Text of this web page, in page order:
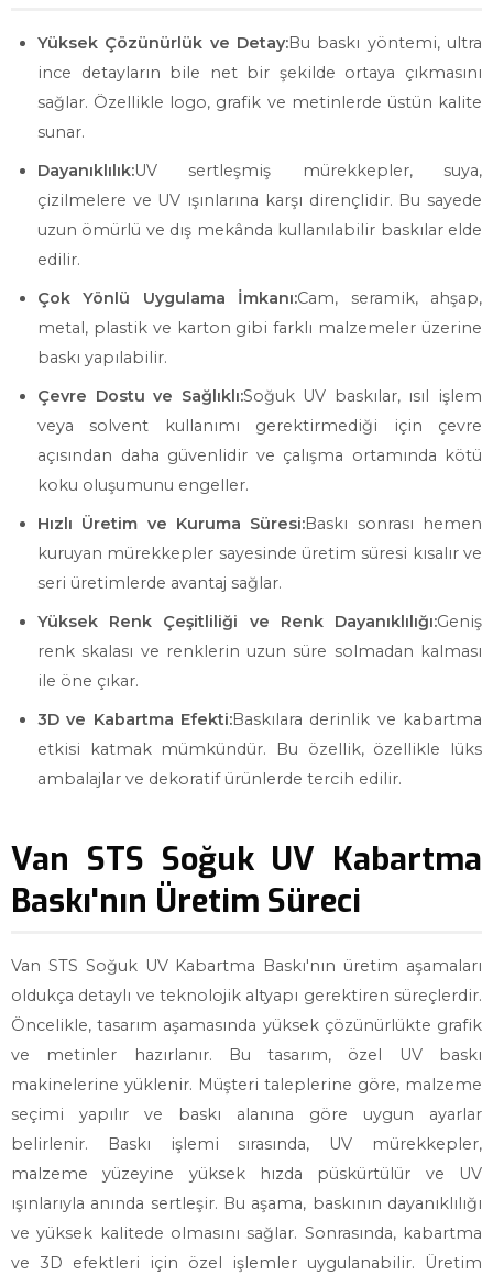
Yüksek Çözünürlük ve Detay:Bu baskı yöntemi, ultra
ince detayların bile net bir şekilde ortaya çıkmasını
sağlar. Özellikle logo, grafik ve metinlerde üstün kalite
sunar.
Dayanıklılık:UV sertleşmiş mürekkepler, suya,
çizilmelere ve UV ışınlarına karşı dirençlidir. Bu sayede
uzun ömürlü ve dış mekânda kullanılabilir baskılar elde
edilir.
Çok Yönlü Uygulama İmkanı:Cam, seramik, ahşap,
metal, plastik ve karton gibi farklı malzemeler üzerine
baskı yapılabilir.
Çevre Dostu ve Sağlıklı:Soğuk UV baskılar, ısıl işlem
veya solvent kullanımı gerektirmediği için çevre
açısından daha güvenlidir ve çalışma ortamında kötü
koku oluşumunu engeller.
Hızlı Üretim ve Kuruma Süresi:Baskı sonrası hemen
kuruyan mürekkepler sayesinde üretim süresi kısalır ve
seri üretimlerde avantaj sağlar.
Yüksek Renk Çeşitliliği ve Renk Dayanıklılığı:Geniş
renk skalası ve renklerin uzun süre solmadan kalması
ile öne çıkar.
3D ve Kabartma Efekti:Baskılara derinlik ve kabartma
etkisi katmak mümkündür. Bu özellik, özellikle lüks
ambalajlar ve dekoratif ürünlerde tercih edilir.
Van STS Soğuk UV Kabartma
Baskı'nın Üretim Süreci
Van STS Soğuk UV Kabartma Baskı'nın üretim aşamaları
oldukça detaylı ve teknolojik altyapı gerektiren süreçlerdir.
Öncelikle, tasarım aşamasında yüksek çözünürlükte grafik
ve metinler hazırlanır. Bu tasarım, özel UV baskı
makinelerine yüklenir. Müşteri taleplerine göre, malzeme
seçimi yapılır ve baskı alanına göre uygun ayarlar
belirlenir. Baskı işlemi sırasında, UV mürekkepler,
malzeme yüzeyine yüksek hızda püskürtülür ve UV
ışınlarıyla anında sertleşir. Bu aşama, baskının dayanıklılığı
ve yüksek kalitede olmasını sağlar. Sonrasında, kabartma
ve 3D efektleri için özel işlemler uygulanabilir. Üretim